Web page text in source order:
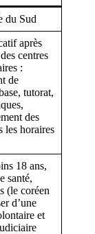
du Sud
après
centres
:
de
tutorat,
des
les horaires
18 ans,
santé,
(le coréen
d’une
et